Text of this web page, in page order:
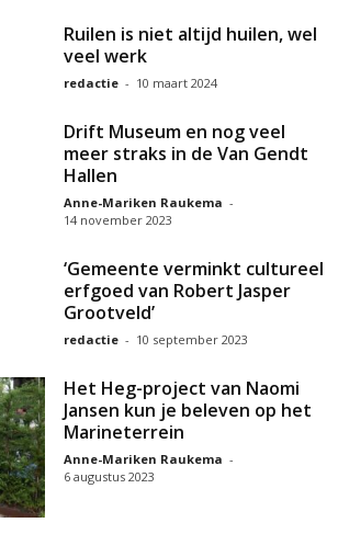
Ruilen is niet altijd huilen, wel
veel werk
redactie - 10 maart 2024
Drift Museum en nog veel
meer straks in de Van Gendt
Hallen
Anne-Mariken Raukema -
14 november 2023
‘Gemeente verminkt cultureel
erfgoed van Robert Jasper
Grootveld’
redactie - 10 september 2023
Het Heg-project van Naomi
Jansen kun je beleven op het
Marineterrein
Anne-Mariken Raukema -
6 augustus 2023